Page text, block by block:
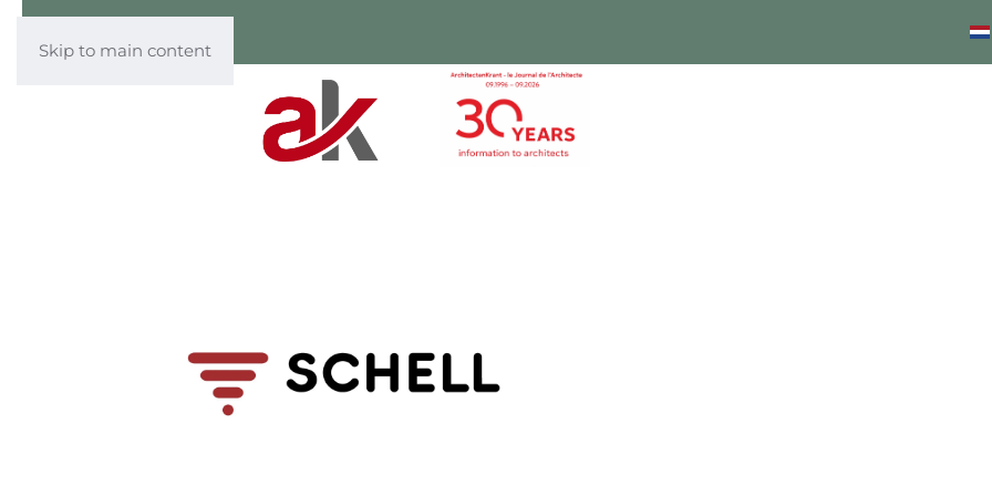
Skip to main content